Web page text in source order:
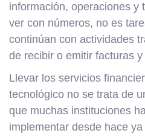
información, operaciones y
ver con números, no es
continúan con actividades
de recibir o emitir facturas
Llevar los servicios
tecnológico no se trata de
que muchas instituciones
implementar desde hace